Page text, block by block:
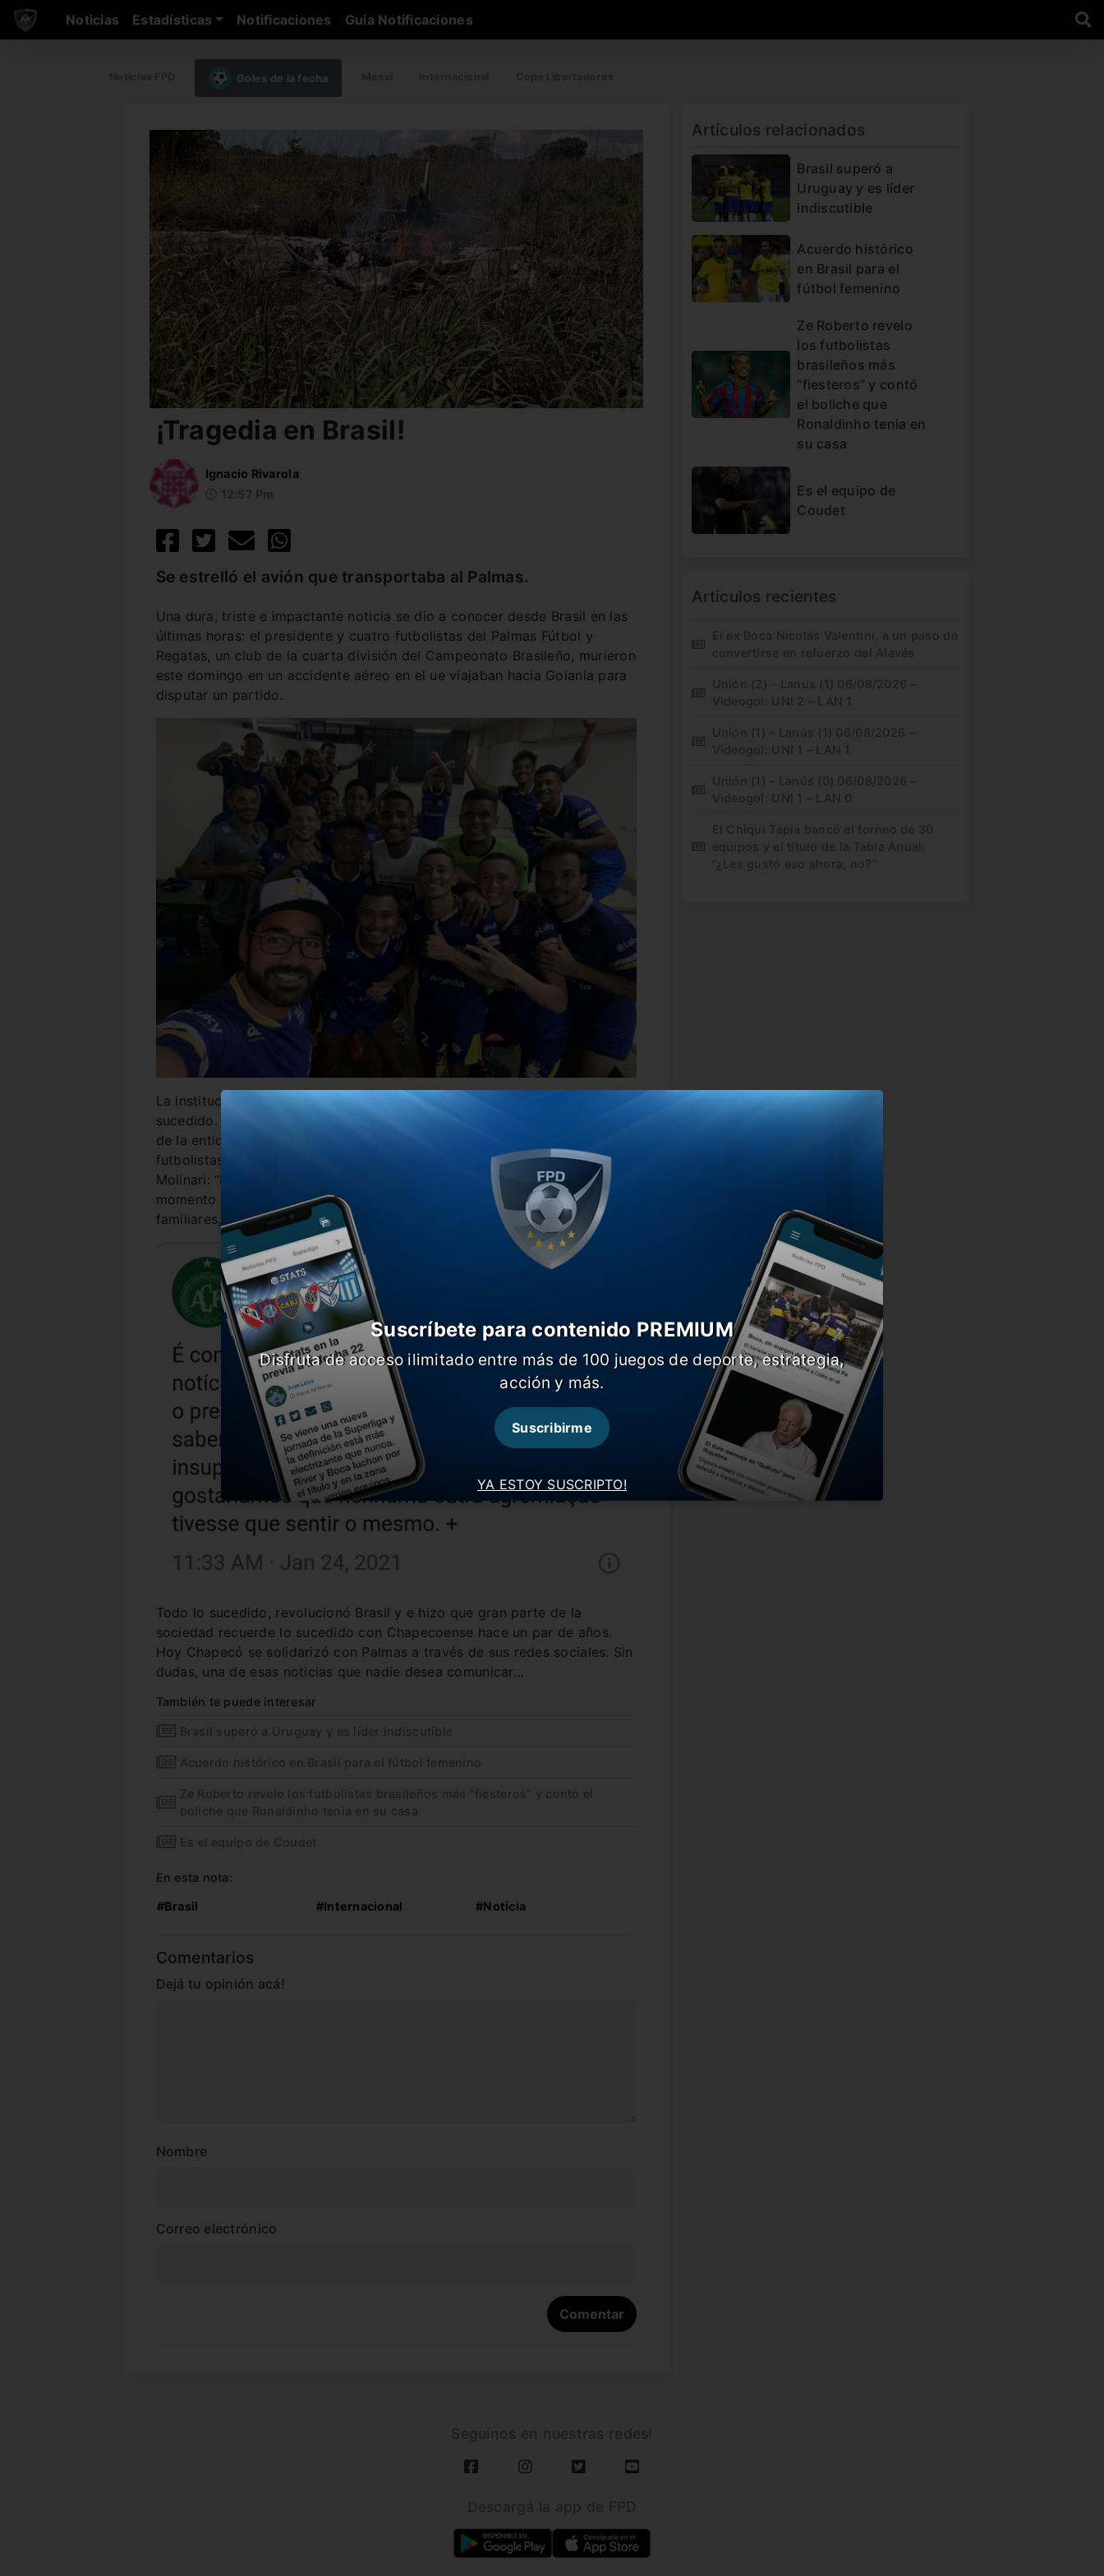
Noticias Estadísticas Notificaciones Guia Notificaciones
Goles de la fecha
¡Tragedia en Brasil!
Ignacio Rivarola
Se estrelló el avión que transportaba al Palmas.
Una dura, triste e impactante noticia se dio a conocer desde Brasil en las
últimas horas: el presidente y cuatro futbolistas del Palmas Fútbol y
Regatas, un club de la cuarta división del Campeonato Brasileño, murieron
este domingo en un accidente aéreo en el ue viajaban hacia Goiania para
disputar un partido.
La institución sacó un comunicado oficial informando y confirmado lo
sucedido. Según lo divulgado por el club Palmas, además del presidente
de la entidad, Lucas Meira, en el accidente también murieron los
futbolistas Lucas Praxedes, Guilherme Noé, Ranule y Marcus
Molinari: “Lamentamos informar de que no hay sobrevivientes. En este
momento de dolor y consternación, el club pide oraciones por los
familiares, a lo que ofrecerá el debido apoyo”, anunció el club.
Todo lo sucedido, revolucionó Brasil y e hizo que gran parte de la
sociedad recuerde lo sucedido con Chapecoense hace un par de años.
Hoy Chapecó se solidarizó con Palmas a través de sus redes sociales. Sin
dudas, una de esas noticias que nadie desea comunicar…
También te puede interesar
Brasil superó a Uruguay y es líder indiscutible
Acuerdo histórico en Brasil para el fútbol femenino
Ze Roberto revelo los futbolistas brasileños más “fiesteros” y contó el
boliche que Ronaldinho tenia en su casa
Es el equipo de Coudet
En esta nota:
#Brasil #Internacional #Noticia
Comentarios
Dejá tu opinión acá!
Nombre
Correo electrónico
Artículos relacionados
Brasil superó a
Uruguay y es líder
indiscutible
Acuerdo histórico
en Brasil para el
fútbol femenino
Ze Roberto revelo
los futbolistas
brasileños más
“fiesteros” y contó
el boliche que
Ronaldinho tenia en
su casa
Es el equipo de
Coudet
Artículos recientes
El ex Boca Nicolás Valentini, a un paso de
convertirse en refuerzo del Alavés
Unión (2) – Lanús (1) 06/08/2026 –
Videogol: UNI 2 – LAN 1
Unión (1) – Lanús (1) 06/08/2026 –
Videogol: UNI 1 – LAN 1
Unión (1) – Lanús (0) 06/08/2026 –
Videogol: UNI 1 – LAN 0
El Chiqui Tapia bancó el torneo de 30
equipos y el título de la Tabla Anual:
“¿Les gustó eso ahora, no?”
YA ESTOY SUSCRIPTO!
Suscríbete para contenido PREMIUM
Disfruta de acceso ilimitado entre más de 100 juegos de deporte, estrategia,
acción y más.
Suscribirme